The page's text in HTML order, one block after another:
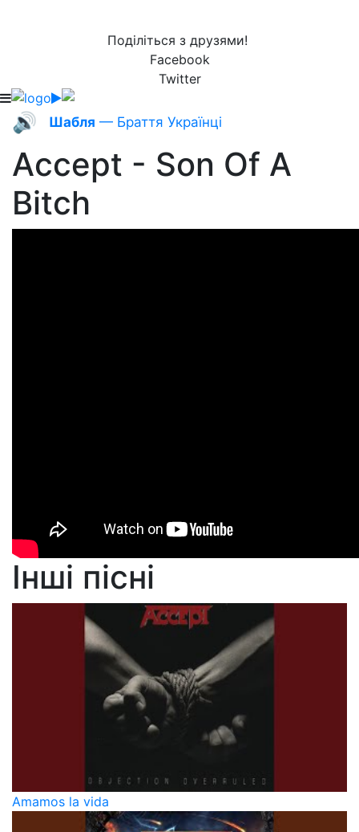
Поділіться з друзями!
Facebook
Twitter
🔊 Шабля — Браття Українці
Accept - Son Of A
Bitch
Інші пісні
Amamos la vida